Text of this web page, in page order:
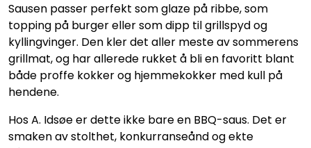
Sausen passer perfekt som glaze på ribbe, som
topping på burger eller som dipp til grillspyd og
kyllingvinger. Den kler det aller meste av sommerens
grillmat, og har allerede rukket å bli en favoritt blant
både proffe kokker og hjemmekokker med kull på
hendene.
Hos A. Idsøe er dette ikke bare en BBQ-saus. Det er
smaken av stolthet, konkurranseånd og ekte